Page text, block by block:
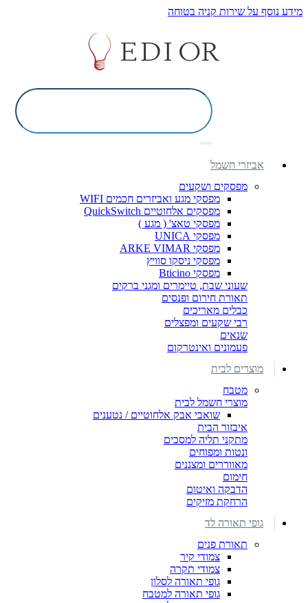
מידע נוסף על שירות קניה בטוחה
אביזרי חשמל
מפסקים ושקעים
מפסקי מגע ואביזרים חכמים WIFI
מפסקים אלחוטיים QuickSwitch
מפסקי טאצ' ( מגע )
מפסקי UNICA
מפסקי ARKE VIMAR
מפסקי ניסקו סוויץ
מפסקי Bticino
שעוני שבת, טיימרים ומגני ברקים
תאורת חירום ופנסים
כבלים מאריכים
רבי שקעים ומפצלים
שנאים
פעמונים ואינטרקום
מוצרים לבית
מטבח
מוצרי חשמל לבית
שואבי אבק אלחוטיים / נטענים
איבזור הבית
מתקני תליה למסכים
ונטות ומפוחים
מאווררים ומצננים
חימום
הדבקה ואיטום
הרחקת מזיקים
גופי תאורה לד
תאורת פנים
צמודי קיר
צמודי תקרה
גופי תאורה לסלון
גופי תאורה למטבח